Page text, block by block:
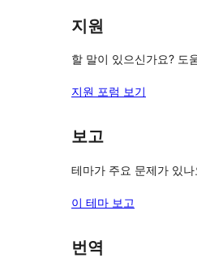
지원
할 말이 있으신가요? 도
지원 포럼 보기
보고
테마가 주요 문제가 있나
이 테마 보고
번역